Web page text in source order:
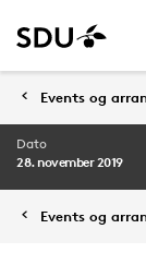
Events og
Dato
28. november 2019
Events og